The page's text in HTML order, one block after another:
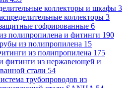
коллекторы и шкафы 3
коллекторы 3
гофрированные 6
полипропилена и фитинги 190
из полипропилена 15
из полипропилена 175
фитинги из нержавеющей и
стали 54
трубопроводов из